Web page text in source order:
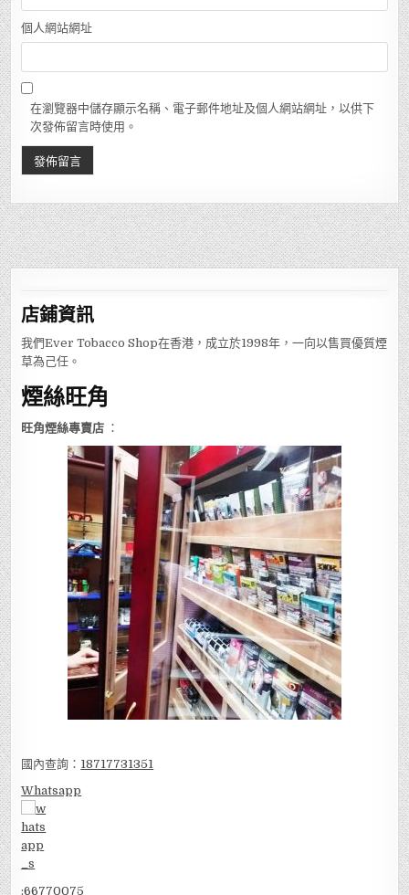
個人網站網址
在瀏覽器中儲存顯示名稱、電子郵件地址及個人網站網址，以供下
次發佈留言時使用。
店鋪資訊
我們Ever Tobacco Shop在香港，成立於1998年，一向以售買優質煙
草為己任。
煙絲旺角
旺角煙絲專賣店 ：
國內查詢： 18717731351
Whatsapp
:66770075